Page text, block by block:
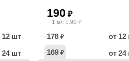
12 шт
24 шт
190 ₽
1 мл 1.90 ₽
178 ₽
от 12
169 ₽ от 24